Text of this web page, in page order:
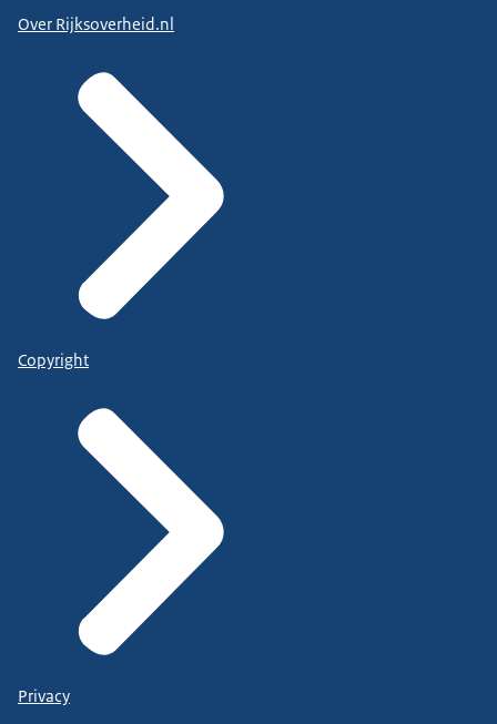
Over Rijksoverheid.nl
Copyright
Privacy